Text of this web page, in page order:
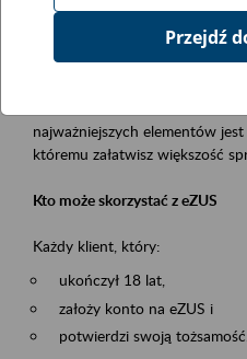
Event description
Platforma Usług
najważniejszych elementów
któremu załatwisz większość
Kto może skorzystać z eZUS
Każdy klient, który:
ukończył 18 lat,
założy konto na eZUS i
potwierdzi swoją
Przejdź